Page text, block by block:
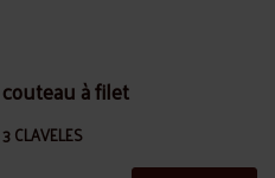
couteau à filet
3 CLAVELES